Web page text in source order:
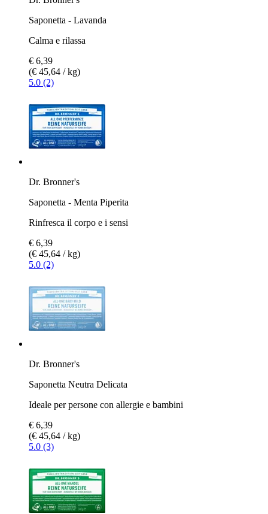
Saponetta - Lavanda
Calma e rilassa
€ 6,39
(€ 45,64 / kg)
5.0 (2)
Dr. Bronner's
Saponetta - Menta Piperita
Rinfresca il corpo e i sensi
€ 6,39
(€ 45,64 / kg)
5.0 (2)
Dr. Bronner's
Saponetta Neutra Delicata
Ideale per persone con allergie e bambini
€ 6,39
(€ 45,64 / kg)
5.0 (3)